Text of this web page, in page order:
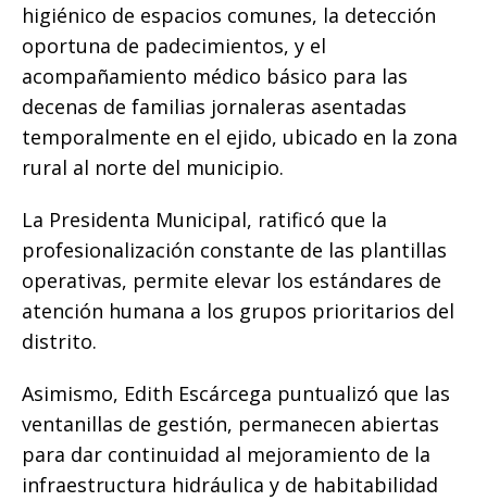
higiénico de espacios comunes, la detección
oportuna de padecimientos, y el
acompañamiento médico básico para las
decenas de familias jornaleras asentadas
temporalmente en el ejido, ubicado en la zona
rural al norte del municipio.
​La Presidenta Municipal, ratificó que la
profesionalización constante de las plantillas
operativas, permite elevar los estándares de
atención humana a los grupos prioritarios del
distrito.
Asimismo, Edith Escárcega puntualizó que las
ventanillas de gestión, permanecen abiertas
para dar continuidad al mejoramiento de la
infraestructura hidráulica y de habitabilidad